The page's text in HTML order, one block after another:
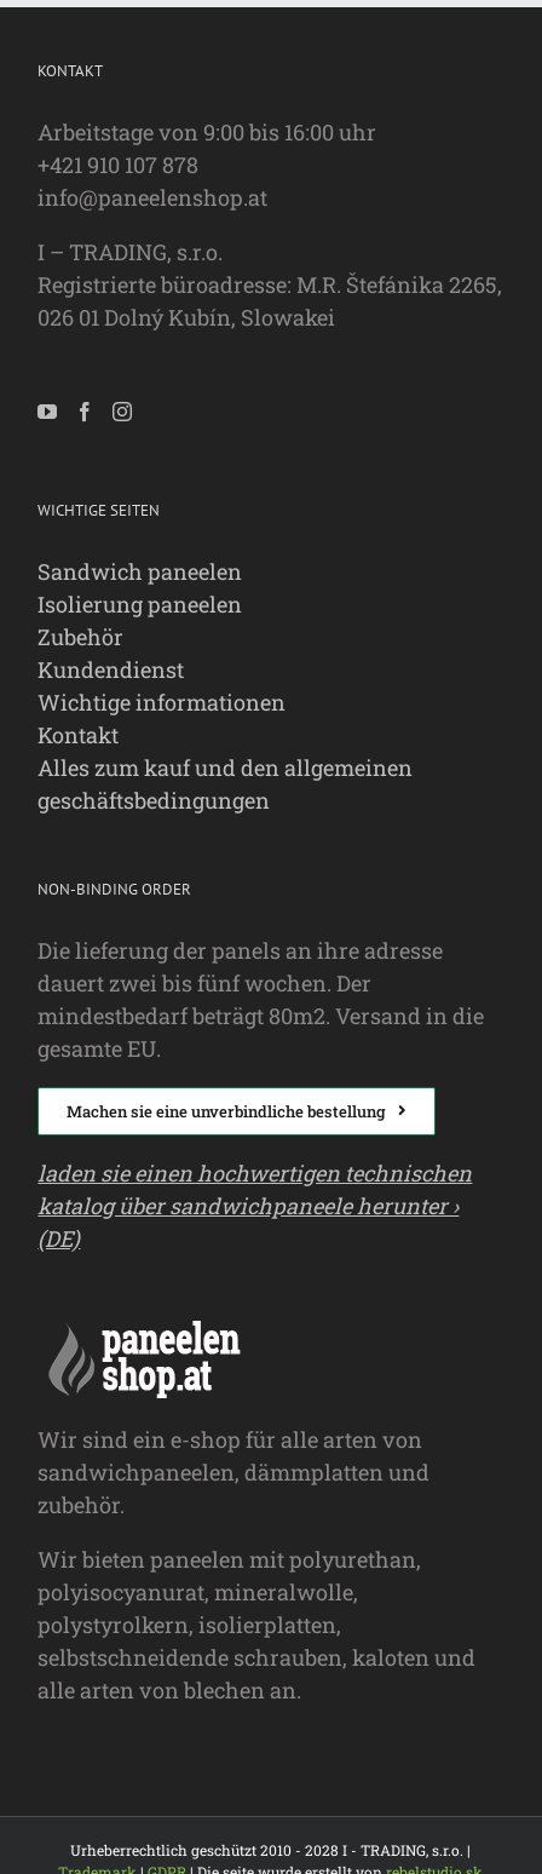
KONTAKT
Arbeitstage von 9:00 bis 16:00 uhr
+421 910 107 878
info@paneelenshop.at
I – TRADING, s.r.o.
Registrierte büroadresse: M.R. Štefánika 2265,
026 01 Dolný Kubín, Slowakei
WICHTIGE SEITEN
Sandwich paneelen
Isolierung paneelen
Zubehör
Kundendienst
Wichtige informationen
Kontakt
Alles zum kauf und den allgemeinen
geschäftsbedingungen
NON-BINDING ORDER
Die lieferung der panels an ihre adresse
dauert zwei bis fünf wochen. Der
mindestbedarf beträgt 80m2. Versand in die
gesamte EU.
Machen sie eine unverbindliche bestellung
laden sie einen hochwertigen technischen
katalog über sandwichpaneele herunter ›
(DE)
Wir sind ein e-shop für alle arten von
sandwichpaneelen, dämmplatten und
zubehör.
Wir bieten paneelen mit polyurethan,
polyisocyanurat, mineralwolle,
polystyrolkern, isolierplatten,
selbstschneidende schrauben, kaloten und
alle arten von blechen an.
Urheberrechtlich geschützt 2010 - 2028 I - TRADING, s.r.o. |